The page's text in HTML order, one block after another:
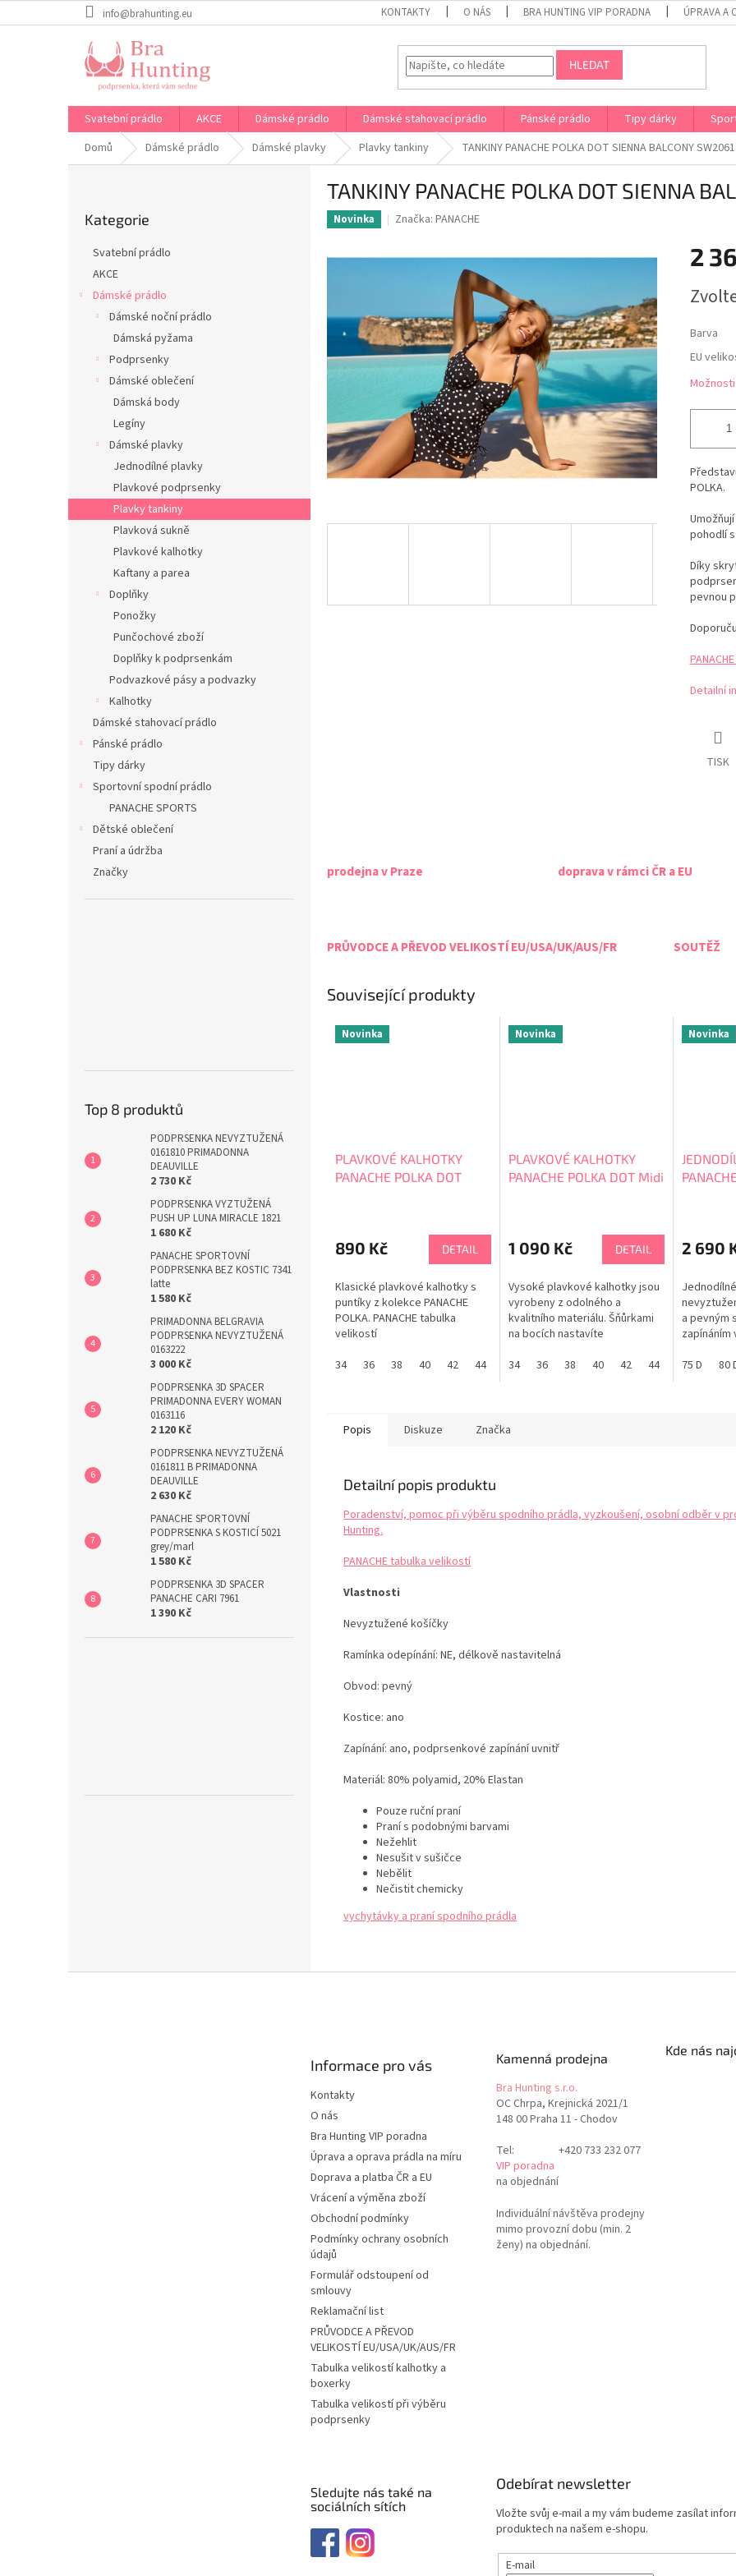
na
info@brahunting.eu KONTAKTY O NÁS BRA HUNTING VIP PORADNA ÚPRAVA A
HLEDAT
Svatební prádlo AKCE Dámské prádlo Dámské stahovací prádlo Pánské prádlo Tipy dárky
Domů
Dámské prádlo Dámské plavky Plavky tankiny TANKINY PANACHE POLKA DOT SIENNA BALCONY SW2061
kategorie
Kategorie
Svatební prádlo
AKCE
Dámské prádlo
Dámské noční prádlo
Dámská pyžama
Podprsenky
Dámské oblečení
Dámská body
Legíny
Dámské plavky
Jednodílné plavky
Plavkové podprsenky
Plavky tankiny
Plavková sukně
Plavkové kalhotky
Kaftany a parea
Doplňky
Ponožky
Punčochové zboží
Doplňky k podprsenkám
Podvazkové pásy a podvazky
Kalhotky
Dámské stahovací prádlo
Pánské prádlo
Tipy dárky
Sportovní spodní prádlo
PANACHE SPORTS
Dětské oblečení
Praní a údržba
Značky
Top 8 produktů
PODPRSENKA NEVYZTUŽENÁ
0161810 PRIMADONNA
DEAUVILLE
2 730 Kč
PODPRSENKA VYZTUŽENÁ
PUSH UP LUNA MIRACLE 1821
1 680 Kč
PANACHE SPORTOVNÍ
PODPRSENKA BEZ KOSTIC 7341
latte
1 580 Kč
PRIMADONNA BELGRAVIA
PODPRSENKA NEVYZTUŽENÁ
0163222
3 000 Kč
PODPRSENKA 3D SPACER
PRIMADONNA EVERY WOMAN
0163116
2 120 Kč
PODPRSENKA NEVYZTUŽENÁ
0161811 B PRIMADONNA
DEAUVILLE
2 630 Kč
PANACHE SPORTOVNÍ
PODPRSENKA S KOSTICÍ 5021
grey/marl
1 580 Kč
PODPRSENKA 3D SPACER
PANACHE CARI 7961
1 390 Kč
TANKINY PANACHE POLKA DOT SIENNA
Novinka Značka: PANACHE
2
cena:
Barva
EU
POLKA.
pohodlí
Díky
pevnou
Detailní
TISK
prodejna v Praze doprava v rámci ČR a EU
PRŮVODCE A PŘEVOD VELIKOSTÍ EU/USA/UK/AUS/FR SOUTĚŽ
Související produkty
Novinka
PLAVKOVÉ KALHOTKY
PANACHE POLKA DOT
890 Kč DETAIL
Klasické plavkové kalhotky s
puntíky z kolekce PANACHE
POLKA. PANACHE tabulka
velikostí
34
36 38 40 42 44 46
Novinka
PLAVKOVÉ KALHOTKY
PANACHE POLKA DOT Midi
1 090 Kč DETAIL
Vysoké plavkové kalhotky jsou
vyrobeny z odolného a
kvalitního materiálu. Šňůrkami
na bocích nastavíte
kalhotek pro sjednocený
34 36 38 40 42 44 46
Novinka
2 690
a pevným
zapínáním
nohou i
75 D 80
Popis Diskuze Značka
Detailní popis produktu
Poradenství, pomoc při výběru spodního prádla, vyzkoušení, osobní odběr v
Hunting.
PANACHE tabulka velikostí
Vlastnosti
Nevyztužené košíčky
Ramínka odepínání: NE, délkově nastavitelná
Obvod: pevný
Kostice: ano
Zapínání: ano, podprsenkové zapínání uvnitř
Materiál: 80% polyamid, 20% Elastan
Pouze ruční praní
Praní s podobnými barvami
Nežehlit
Nesušit v sušičce
Nebělit
Nečistit chemicky
vychytávky a praní spodního prádla
Informace pro vás
Kontakty
O nás
Bra Hunting VIP poradna
Úprava a oprava prádla na míru
Doprava a platba ČR a EU
Vrácení a výměna zboží
Obchodní podmínky
Podmínky ochrany osobních
údajů
Formulář odstoupení od
smlouvy
Reklamační list
PRŮVODCE A PŘEVOD
VELIKOSTÍ EU/USA/UK/AUS/FR
Tabulka velikostí kalhotky a
boxerky
Tabulka velikostí při výběru
podprsenky
Kamenná prodejna
Bra Hunting s.r.o.
OC Chrpa, Krejnická 2021/1
148 00 Praha 11 - Chodov
Tel:
+420 733 232 077
VIP poradna
na objednání
Individuální návštěva prodejny
mimo provozní dobu (min. 2
ženy) na objednání.
Kde nás
Sledujte nás také na
sociálních sítích
Odebírat newsletter
Vložte svůj e-mail a my vám budeme zasílat
produktech na našem e-shopu.
E-mail